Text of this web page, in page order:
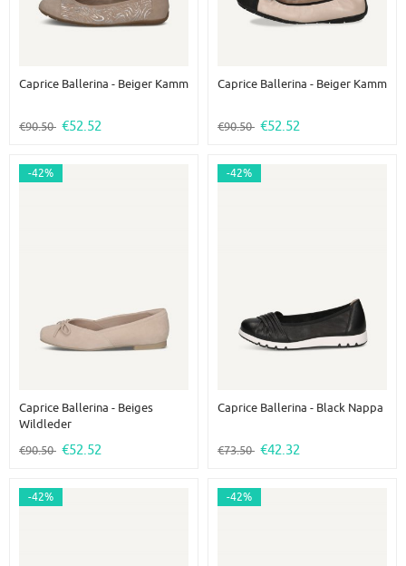
Caprice Ballerina - Beiger Kamm
€90.50 €52.52
Caprice Ballerina - Beiger Kamm
€90.50 €52.52
Caprice Ballerina - Beiges
Wildleder
€90.50 €52.52
-42%
Caprice Ballerina - Black Nappa
€73.50 €42.32
-42%
-42% -42%